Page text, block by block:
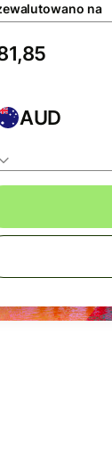
na
AUD